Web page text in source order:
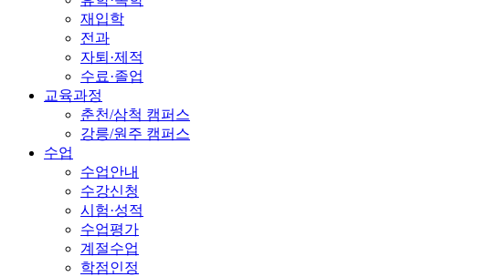
재입학
전과
자퇴·제적
수료·졸업
교육과정
춘천/삼척 캠퍼스
강릉/원주 캠퍼스
수업
수업안내
수강신청
시험·성적
수업평가
계절수업
학점인정